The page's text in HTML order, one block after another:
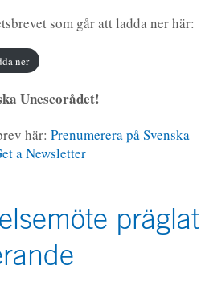
som går att ladda ner här:
ner
Unescorådet!
här: Prenumerera på Svenska
a Newsletter
präglat